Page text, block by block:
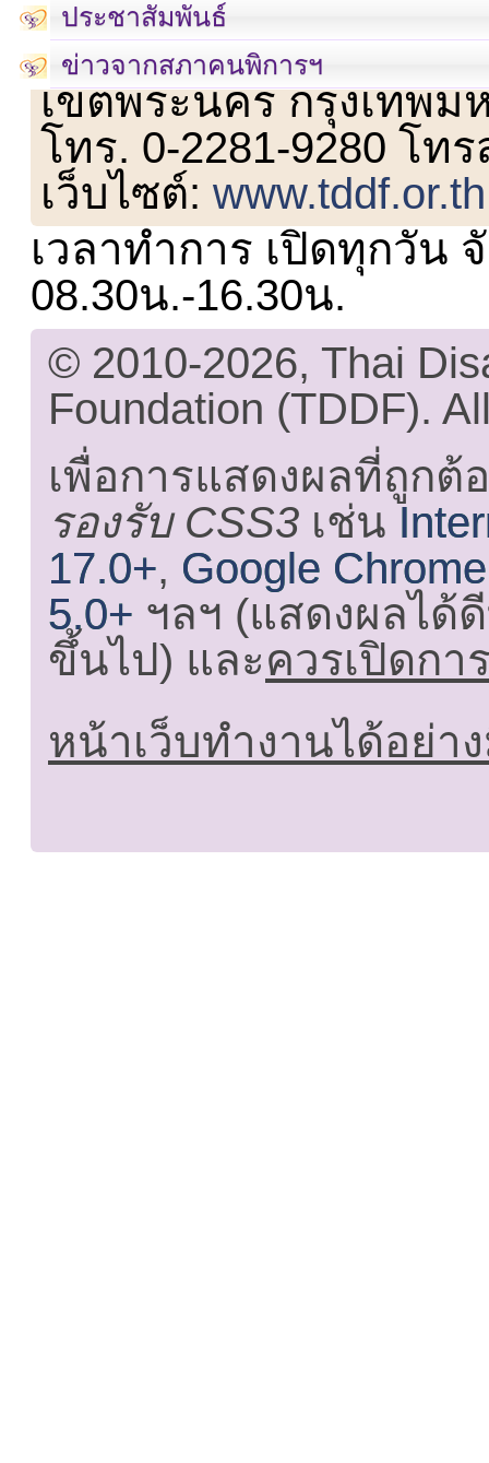
ประชาสัมพันธ์
ข่าวจากสภาคนพิการฯ
เลขที่ 23 ชั้น 2 ถนนวิ
เขตพระนคร กรุงเทพม
โทร. 0-2281-9280 โท
เว็บไซต์:www.tddf.or.th
เวลาทำการ เปิดทุกวัน
08.30น.-16.30น.
© 2010-2026, Thai
Foundation (TDDF).
เพื่อการแสดงผลที่ถูกต้
รองรับ CSS3 เช่น
17.0+, Google
5.0+ ฯลฯ (แสดงผลได้
ขึ้นไป) และควรเปิดกา
หน้าเว็บทำงานได้อย่า